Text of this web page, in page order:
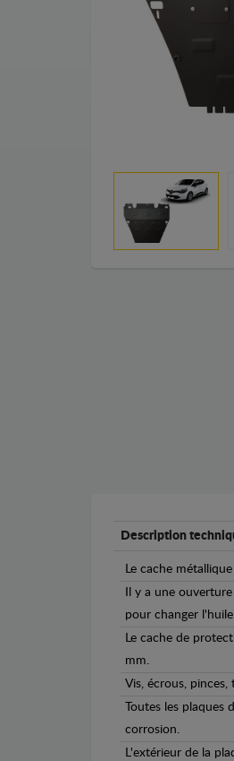
Description
Le cache
Il y a une
pour changer
Le cache de
mm.
Vis, écrous,
Toutes les
corrosion.
L'extérieur de la